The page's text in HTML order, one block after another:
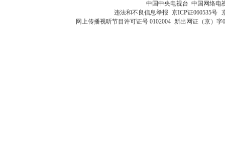
中国中央电视台 中国网络电
违法和不良信息举报 京ICP证060535号
网上传播视听节目许可证号 0102004 新出网证（京）